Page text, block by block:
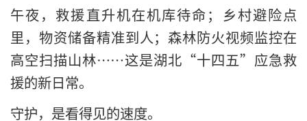
午夜，救援直升机在机库待命；乡村避险点
里，物资储备精准到人；森林防火视频监控在
高空扫描山林……这是湖北“十四五”应急救
援的新日常。
守护，是看得见的速度。